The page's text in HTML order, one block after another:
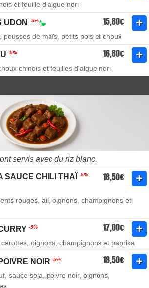
et feuille d'algue nori
UDON -5% 15,80€
pousses de maïs, petits pois et choux
-5% 16,80€
chinois et feuilles d'algue nori
servis avec du riz blanc.
SAUCE CHILI THAÏ -5% 18,50€
rouges, ail, oignons, champignons et
-5% 17,00€
oignons, champignons et paprika
NOIR -5% 18,50€
sauce soja, poivre noir, oignons,